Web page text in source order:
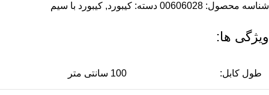
شناسه محصول: 00606028 دسته: کیبورد, کیبورد با سیم
ویژگی ها:
طول کابل: 100 سانتی متر